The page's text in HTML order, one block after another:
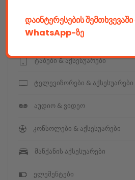
კამერები & აქსესუარები
ნოუთბუქები & აქსესუარები
ტაბები & აქსესუარები
ტელევიზორები & აქსესუარები
აუდიო & ვიდეო
კონსოლები & აქსესუარები
მანქანის აქსესუარები
ელემენტები
დაინტერესების
WhatsApp-ზე